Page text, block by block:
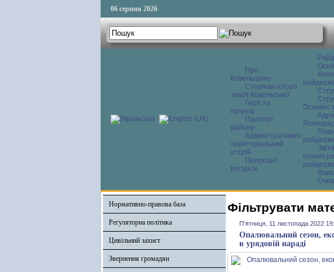
06 серпня 2026
Про
Ковельщину
Сторінки історії
землі Ковельської
Герб та
прапор
Паспорт
району
Адміністративно-
територіальний
устрій
Природні
ресурси
Основні
планів
Нормативно-правова база
Регуляторна політика
Цивільний захист
Звернення громадян
Фільтрувати
П'ятниця, 11 листопада 2022
Опалювальний сезон,
в урядовій нараді